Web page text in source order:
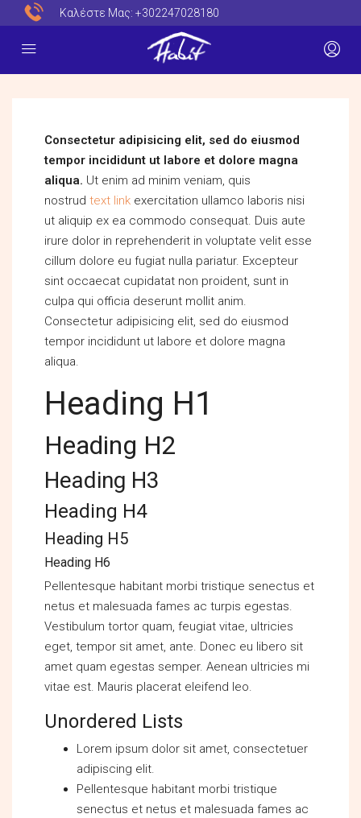
Καλέστε Μας: +302247028180
Consectetur adipisicing elit, sed do eiusmod
tempor incididunt ut labore et dolore magna
aliqua. Ut enim ad minim veniam, quis
nostrud text link exercitation ullamco laboris nisi
ut aliquip ex ea commodo consequat. Duis aute
irure dolor in reprehenderit in voluptate velit esse
cillum dolore eu fugiat nulla pariatur. Excepteur
sint occaecat cupidatat non proident, sunt in
culpa qui officia deserunt mollit anim.
Consectetur adipisicing elit, sed do eiusmod
tempor incididunt ut labore et dolore magna
aliqua.
Heading H1
Heading H2
Heading H3
Heading H4
Heading H5
Heading H6
Pellentesque habitant morbi tristique senectus et
netus et malesuada fames ac turpis egestas.
Vestibulum tortor quam, feugiat vitae, ultricies
eget, tempor sit amet, ante. Donec eu libero sit
amet quam egestas semper. Aenean ultricies mi
vitae est. Mauris placerat eleifend leo.
Unordered Lists
Lorem ipsum dolor sit amet, consectetuer
adipiscing elit.
Pellentesque habitant morbi tristique
senectus et netus et malesuada fames ac